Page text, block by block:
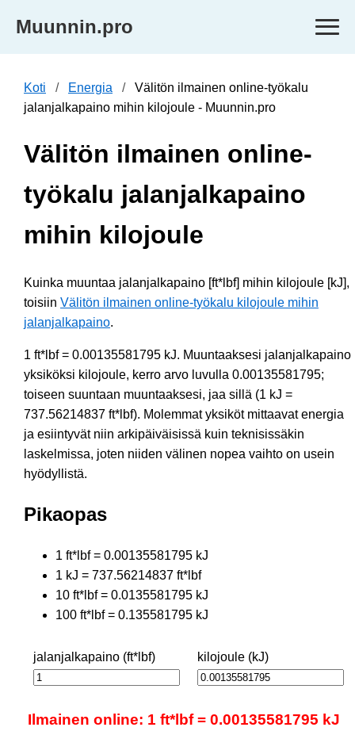
Muunnin.pro
Koti Energia
Välitön ilmainen online-työkalu
jalanjalkapaino mihin kilojoule - Muunnin.pro
Välitön ilmainen online-
työkalu jalanjalkapaino
mihin kilojoule
Kuinka muuntaa jalanjalkapaino [ft*lbf] mihin kilojoule [kJ],
toisiin Välitön ilmainen online-työkalu kilojoule mihin
jalanjalkapaino.
1 ft*lbf = 0.00135581795 kJ. Muuntaaksesi jalanjalkapaino
yksiköksi kilojoule, kerro arvo luvulla 0.00135581795;
toiseen suuntaan muuntaaksesi, jaa sillä (1 kJ =
737.56214837 ft*lbf). Molemmat yksiköt mittaavat energia
ja esiintyvät niin arkipäiväisissä kuin teknisissäkin
laskelmissa, joten niiden välinen nopea vaihto on usein
hyödyllistä.
Pikaopas
1 ft*lbf = 0.00135581795 kJ
1 kJ = 737.56214837 ft*lbf
10 ft*lbf = 0.0135581795 kJ
100 ft*lbf = 0.135581795 kJ
jalanjalkapaino (ft*lbf) kilojoule (kJ)
Ilmainen online: 1 ft*lbf = 0.00135581795 kJ